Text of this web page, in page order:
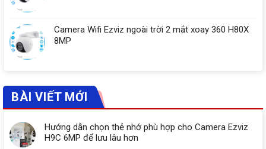
Camera Wifi Ezviz ngoài trời 2 mắt xoay 360 H80X
8MP
BÀI VIẾT MỚI
Hướng dẫn chọn thẻ nhớ phù hợp cho Camera Ezviz
H9C 6MP để lưu lâu hơn